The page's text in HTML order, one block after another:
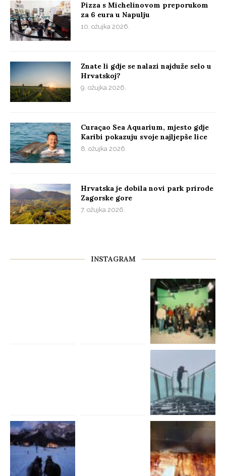
Pizza s Michelinovom preporukom
za 6 eura u Napulju
10. ožujka 2026.
Znate li gdje se nalazi najduže selo u
Hrvatskoj?
9. ožujka 2026.
Curaçao Sea Aquarium, mjesto gdje
Karibi pokazuju svoje najljepše lice
8. ožujka 2026.
Hrvatska je dobila novi park prirode
Zagorske gore
7. ožujka 2026.
INSTAGRAM